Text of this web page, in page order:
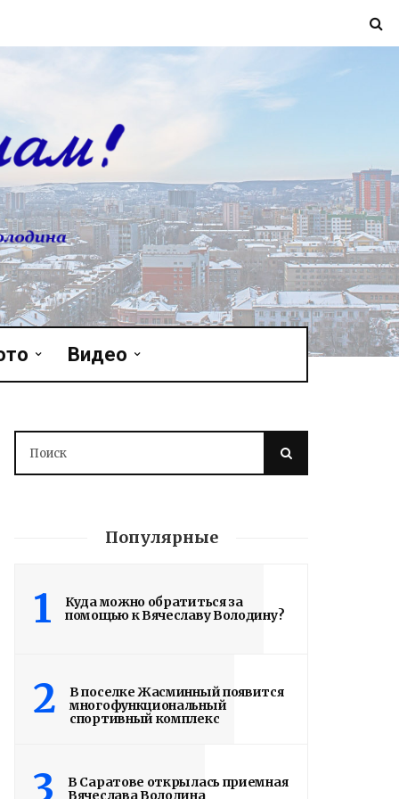
Видео
Популярные
1
Куда можно обратиться за
помощью к Вячеславу Володину?
2
В поселке Жасминный появится
многофункциональный
спортивный комплекс
3
В Саратове открылась приемная
Вячеслава Володина